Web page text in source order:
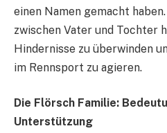
einen Namen gemacht
zwischen Vater und Tochter
Hindernisse zu überwinden
im Rennsport zu agieren.
Die Flörsch Familie:
Unterstützung